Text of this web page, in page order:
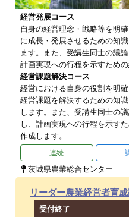
経営発展コース
自身の経営理念・戦略等を明
に成長・発展させるための知
ます。また、受講生同士の議
計画実現への行程を示すため
経営課題解決コース
経営における自身の役割を明
経営課題を解決するための知
します。また、受講生同士の
し、計画実現への行程を示す
作成します。
連続
茨城県農業総合センター
リーダー農業経営者育
受付終了